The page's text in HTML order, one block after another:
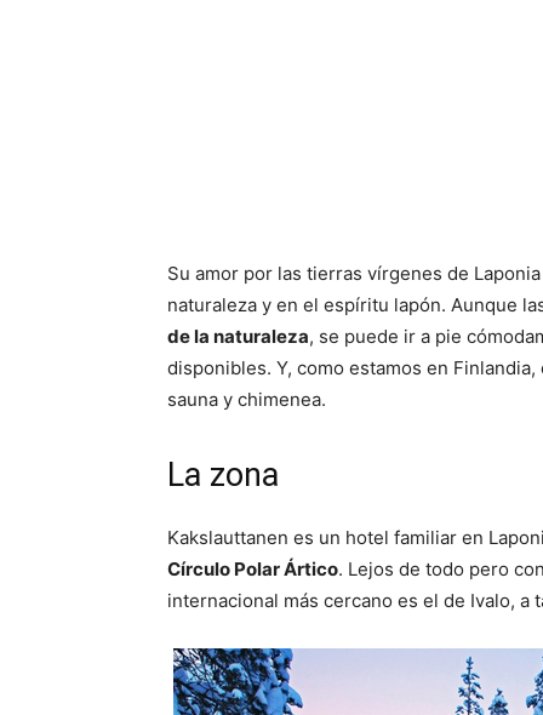
Su amor por las tierras vírgenes de
naturaleza y en el espíritu lapón. Aunque
de la naturaleza, se puede ir a pie
disponibles. Y, como estamos en
sauna y chimenea.
La zona
Kakslauttanen es un hotel familiar en
Círculo Polar Ártico. Lejos de todo pero
internacional más cercano es el de Ivalo, a